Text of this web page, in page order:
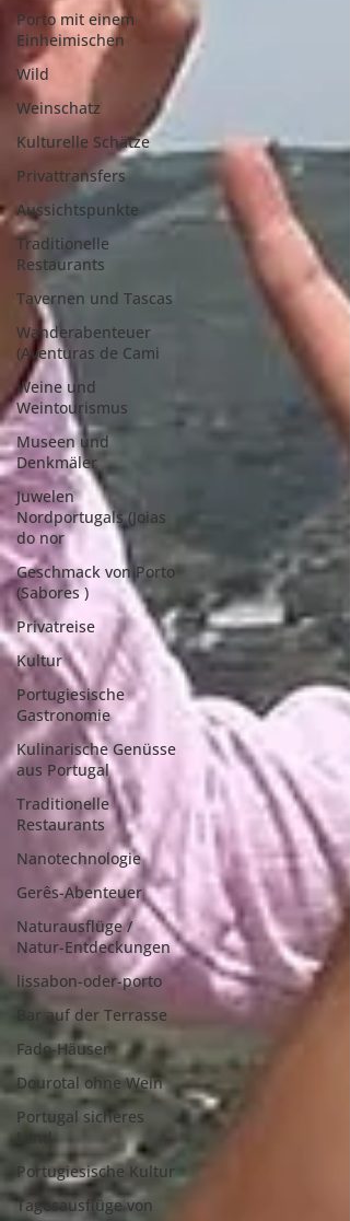
Porto mit einem
Einheimischen
Wild
Weinschatz
Kulturelle Schätze
Privattransfers
Aussichtspunkte
Traditionelle
Restaurants
Tavernen und Tascas
Wanderabenteuer
(Aventuras de Cami
Weine und
Weintourismus
Museen und
Denkmäler
Juwelen
Nordportugals (Joias
do nor
Geschmack von Porto
(Sabores )
Privatreise
Kultur
Portugiesische
Gastronomie
Kulinarische Genüsse
aus Portugal
Traditionelle
Restaurants
Nanotechnologie
Gerês-Abenteuer
Naturausflüge /
Natur-Entdeckungen
lissabon-oder-porto
Bar auf der Terrasse
Fado-Häuser
Dourotal ohne Wein
Portugal sicheres
Land
Portugiesische Kultur
Tagesausflüge von